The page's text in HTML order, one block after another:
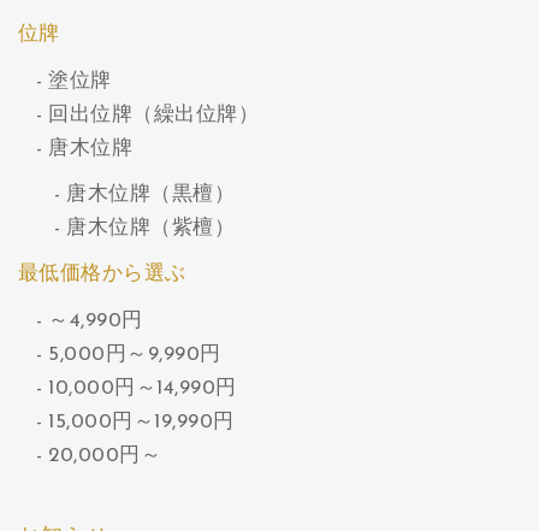
位牌
塗位牌
回出位牌（繰出位牌）
唐木位牌
唐木位牌（黒檀）
唐木位牌（紫檀）
最低価格から選ぶ
～4,990円
5,000円～9,990円
10,000円～14,990円
15,000円～19,990円
20,000円～